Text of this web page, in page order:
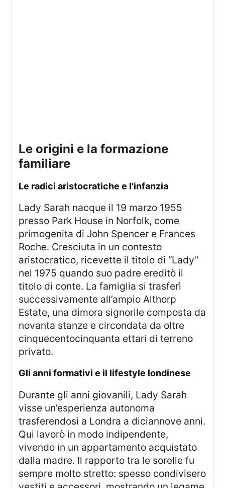
le origini e la formazione
familiare
le radici aristocratiche e l’infanzia
Lady Sarah nacque il 19 marzo 1955
presso Park House in Norfolk, come
primogenita di John Spencer e Frances
Roche. Cresciuta in un contesto
aristocratico, ricevette il titolo di “Lady”
nel 1975 quando suo padre ereditò il
titolo di conte. La famiglia si trasferì
successivamente all’ampio Althorp
Estate, una dimora signorile composta da
novanta stanze e circondata da oltre
cinquecentocinquanta ettari di terreno
privato.
gli anni formativi e il lifestyle londinese
Durante gli anni giovanili, Lady Sarah
visse un’esperienza autonoma
trasferendosi a Londra a diciannove anni.
Qui lavorò in modo indipendente,
vivendo in un appartamento acquistato
dalla madre. Il rapporto tra le sorelle fu
sempre molto stretto: spesso condivisero